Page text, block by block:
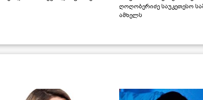
ღოღობერიძე საუკეთესო
ამხელს